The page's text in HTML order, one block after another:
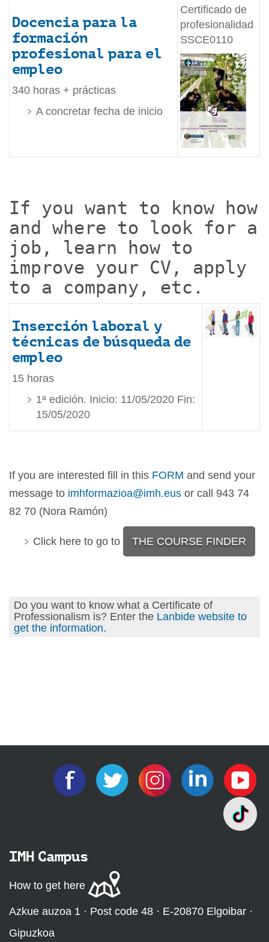
Docencia para la
formación
profesional para el
empleo
340 horas + prácticas
A concretar fecha de inicio
Certificado de
profesionalidad
SSCE0110
If you want to know how
and where to look for a
job, learn how to
improve your CV, apply
to a company, etc.
Inserción laboral y
técnicas de búsqueda de
empleo
15 horas
1ª edición. Inicio: 11/05/2020 Fin:
15/05/2020
If you are interested fill in this FORM and send your
message to imhformazioa@imh.eus or call 943 74
82 70 (Nora Ramón)
Click here to go to THE COURSE FINDER
Do you want to know what a Certificate of
Professionalism is? Enter the Lanbide website to
get the information.
IMH Campus
How to get here
Azkue auzoa 1 · Post code 48 · E-20870 Elgoibar ·
Gipuzkoa